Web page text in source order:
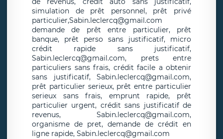
simulation de prêt personnel, prêt privé
particulier,Sabin.leclercq@gmail.com
demande de prêt entre particulier, prêt
banque, prêt perso sans justificatif, micro
crédit rapide sans justificatif,
Sabin.leclercq@gmail.com, prets entre
particuliers sans frais, crédit facile a obtenir
sans justificatif, Sabin.leclercq@gmail.com,
prêt particulier serieux, prêt entre particulier
serieux sans frais, emprunt rapide, prêt
particulier urgent, crédit sans justificatif de
revenus, Sabin.leclercq@gmail.com,
organisme de pret, demande de crédit en
ligne rapide, Sabin.leclercq@gmail.com